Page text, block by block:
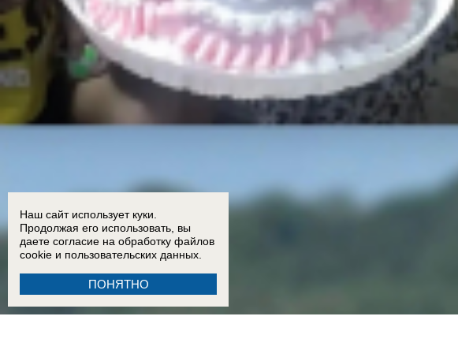
Наш сайт использует куки.
Продолжая его использовать, вы
даете согласие на обработку файлов
cookie и пользовательских данных.
ПОНЯТНО